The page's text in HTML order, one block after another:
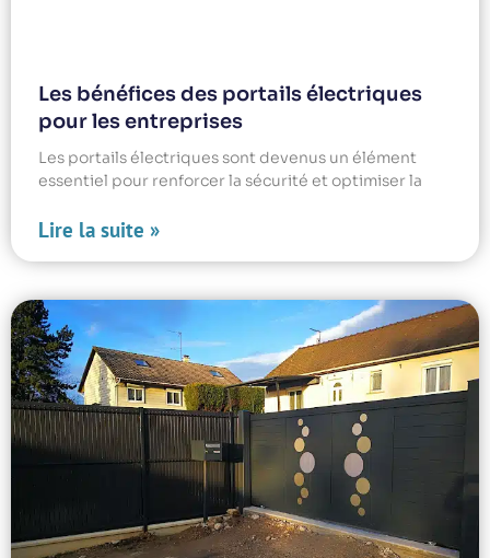
Les bénéfices des portails électriques
pour les entreprises
Les portails électriques sont devenus un élément
essentiel pour renforcer la sécurité et optimiser la
Lire la suite »